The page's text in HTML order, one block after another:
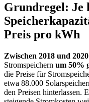
Grundregel: Je
Preis pro kWh
Zwischen 2018 und 2020
Stromspeichern um 50%
die Preise für
etwa 88.000
den Preisen hinterlassen.